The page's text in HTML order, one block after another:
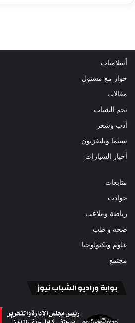
أسلاميات
حوار مع مسئول
مقالات
نجم الشباب
أدب وشعر
سينما وتليفزيون
أخبار السيارات
متابعات
حوادث
رياضة وملاعب
صحه و طب
علوم وتكنولوجيا
مجتمع
بوابة وراديو الشباب نيوز